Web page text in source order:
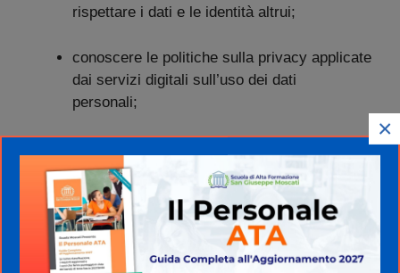
rispettare i dati e le identità altrui;
conoscere le politiche sulla privacy applicate
dai servizi digitali sull’uso dei dati
personali;
al proprio benessere fisico e psicologico;
essere in grado di proteggere sé e gli altri da
eventuali pericoli di ambienti digitali;
×